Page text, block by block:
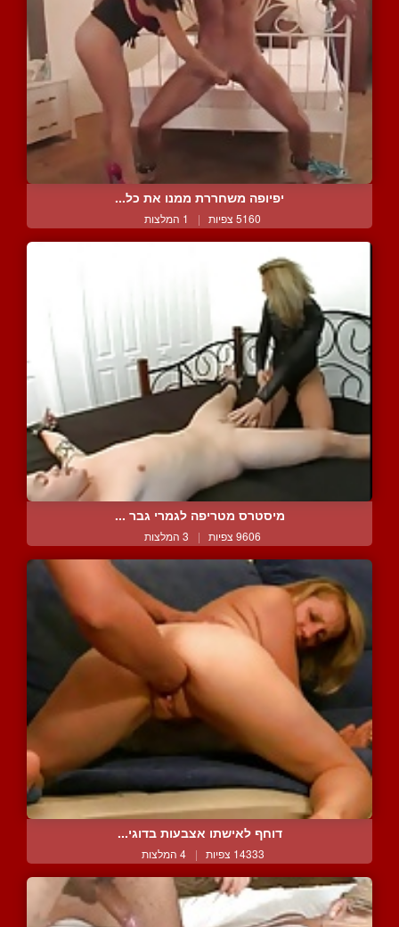
יפיופה משחררת ממנו את כל...
5160 צפיות | 1 המלצות
מיסטרס מטריפה לגמרי גבר ...
9606 צפיות | 3 המלצות
דוחף לאישתו אצבעות בדוגי...
14333 צפיות | 4 המלצות